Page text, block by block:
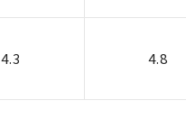
4.3 4.8